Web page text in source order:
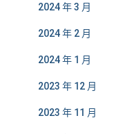
2024 年 3 月
2024 年 2 月
2024 年 1 月
2023 年 12 月
2023 年 11 月